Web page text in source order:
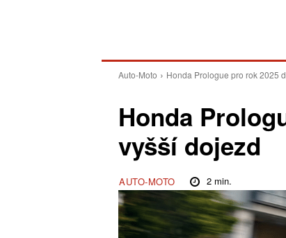
Auto-Moto Honda Prologue pro rok 2025
Honda
vyšší dojezd
AUTO-MOTO 2min.